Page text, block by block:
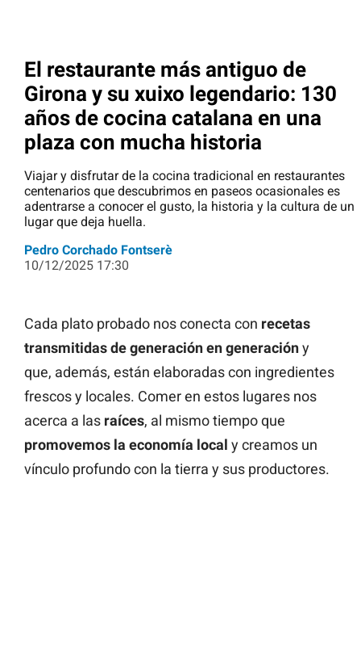
El restaurante más antiguo de
Girona y su xuixo legendario: 130
años de cocina catalana en una
plaza con mucha historia
Viajar y disfrutar de la cocina tradicional en restaurantes
centenarios que descubrimos en paseos ocasionales es
adentrarse a conocer el gusto, la historia y la cultura de un
lugar que deja huella.
Pedro Corchado Fontserè
10/12/2025 17:30
Cada plato probado nos conecta con recetas
transmitidas de generación en generacióny
que, además, están elaboradas con ingredientes
frescos y locales. Comer en estos lugares nos
acerca a las raíces, al mismo tiempo que
promovemos la economía local y creamos un
vínculo profundo con la tierra y sus productores.